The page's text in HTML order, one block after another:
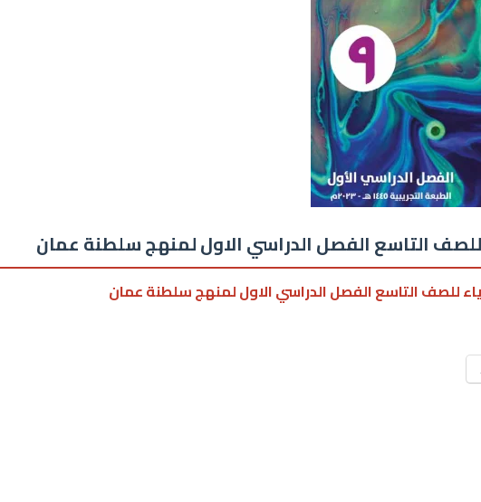
للصف التاسع الفصل الدراسي الاول لمنهج سلطنة عمان
للصف التاسع الفصل الدراسي الاول لمنهج سلطنة عمان